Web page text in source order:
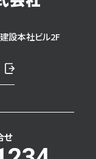
設本社ビル2F
せ